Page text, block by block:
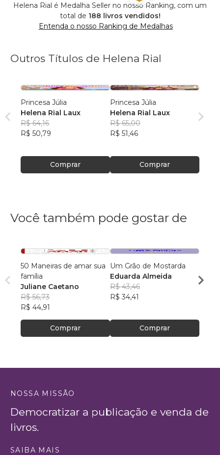
Helena Rial é Medalha Seller no nosso Ranking, com um
total de 188 livros vendidos!
Entenda o nosso Ranking de Medalhas
Outros Títulos de Helena Rial
Princesa Júlia
Helena Rial Laux
R$ 64,16
R$ 50,79
Comprar
Princesa Júlia
Helena Rial Laux
R$ 65,00
R$ 51,46
Comprar
Você também pode gostar de
50 Maneiras de amar sua
família
Juliane Caetano
R$ 56,73
R$ 44,91
Comprar
Um Grão de Mostarda
Eduarda Almeida
R$ 43,46
R$ 34,41
Comprar
NOSSA MISSÃO
Democratizar a publicação e venda de
livros.
SAIBA MAIS